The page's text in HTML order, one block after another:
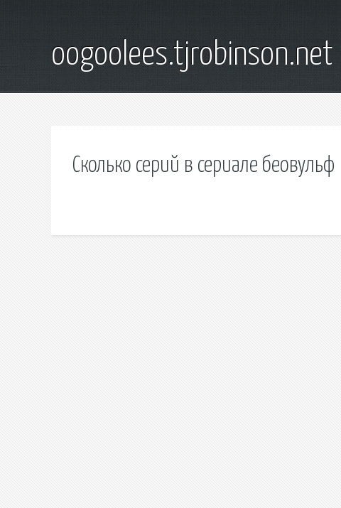
oogoolees.tjrobinson.net
Сколько серий в сериале беовульф